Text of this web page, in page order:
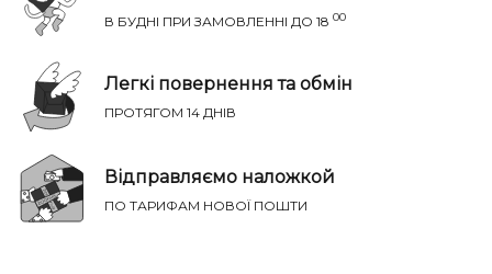
В БУДНІ ПРИ ЗАМОВЛЕННІ ДО 18 00
Легкі повернення та обмін
ПРОТЯГОМ 14 ДНІВ
Відправляємо наложкой
ПО ТАРИФАМ НОВОЇ ПОШТИ
НАПИСАТИ IВАНЦI
ТВІЙ ТАЄМНИЙ СПИСОК БАЖАНЬ
Річ ідеально сяде на параметри: